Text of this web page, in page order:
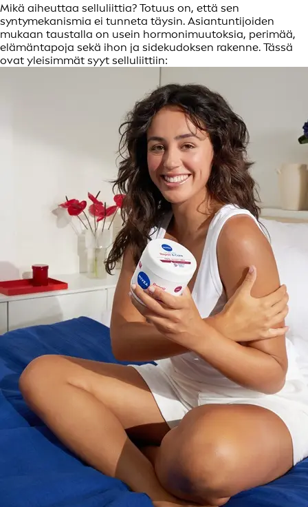
Mikä aiheuttaa selluliittia? Totuus on, että sen
syntymekanismia ei tunneta täysin. Asiantuntijoiden
mukaan taustalla on usein hormonimuutoksia, perimää,
elämäntapoja sekä ihon ja sidekudoksen rakenne. Tässä
ovat yleisimmät syyt selluliittiin: